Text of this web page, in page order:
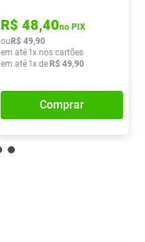
R$ 48,40no PIX
ou R$ 49,90
em até 1x nos cartões
em até 1x de R$ 49,90
Comprar